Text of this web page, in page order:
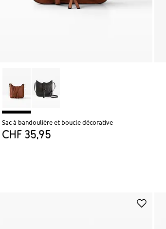
Sac à bandoulière et boucle décorative
CHF 35,95